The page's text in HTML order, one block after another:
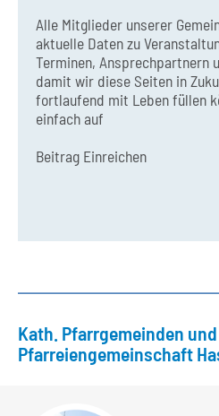
Alle Mitglieder unserer
aktuelle Daten zu
Terminen, Ansprechpartnern
damit wir diese Seiten in
fortlaufend mit Leben füllen
einfach auf
Beitrag Einreichen
Kath. Pfarrgemeinden
Pfarreiengemeinschaft